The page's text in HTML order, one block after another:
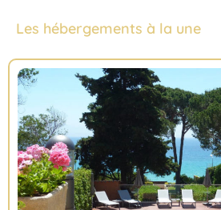
Les hébergements à la une